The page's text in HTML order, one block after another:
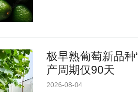
极早熟葡萄新品种
产周期仅90天
2026-08-04